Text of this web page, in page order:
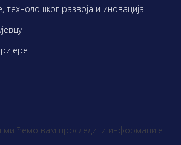
технолошког развоја и иновација
ми ћемо вам проследити информације